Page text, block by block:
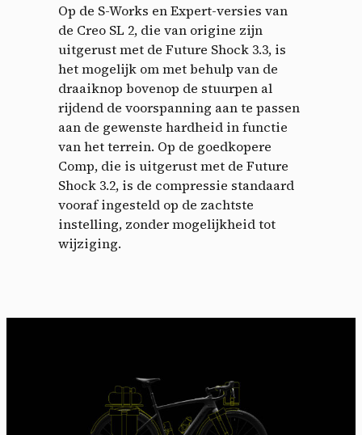
Op de S-Works en Expert-versies van
de Creo SL 2, die van origine zijn
uitgerust met de Future Shock 3.3, is
het mogelijk om met behulp van de
draaiknop bovenop de stuurpen al
rijdend de voorspanning aan te passen
aan de gewenste hardheid in functie
van het terrein. Op de goedkopere
Comp, die is uitgerust met de Future
Shock 3.2, is de compressie standaard
vooraf ingesteld op de zachtste
instelling, zonder mogelijkheid tot
wijziging.